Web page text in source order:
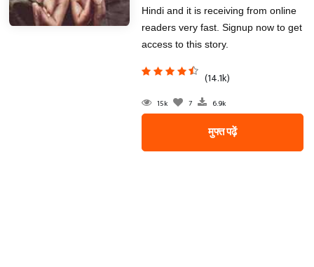
Hindi and it is receiving from online
readers very fast. Signup now to get
access to this story.
(14.1k)
15k 7 6.9k
मुफ्त पढ़ें